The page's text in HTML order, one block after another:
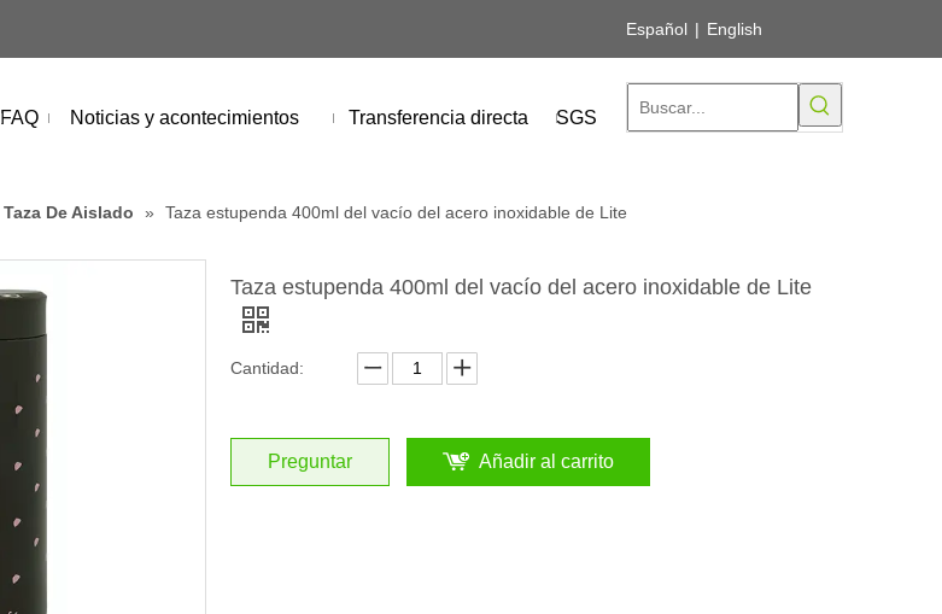
Español | English
FAQ Noticias y acontecimientos Transferencia directa SGS
Taza De Aislado » Taza estupenda 400ml del vacío del acero inoxidable de Lite
Taza estupenda 400ml del vacío del acero inoxidable de Lite
Cantidad:
Preguntar Añadir al carrito